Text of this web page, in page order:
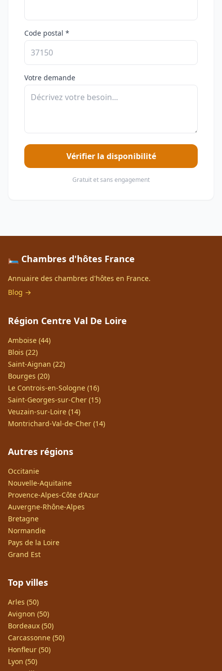
Code postal *
Votre demande
Vérifier la disponibilité
Gratuit et sans engagement
🛏️ Chambres d'hôtes France
Annuaire des chambres d'hôtes en France.
Blog →
Région Centre Val De Loire
Amboise (44)
Blois (22)
Saint-Aignan (22)
Bourges (20)
Le Controis-en-Sologne (16)
Saint-Georges-sur-Cher (15)
Veuzain-sur-Loire (14)
Montrichard-Val-de-Cher (14)
Autres régions
Occitanie
Nouvelle-Aquitaine
Provence-Alpes-Côte d'Azur
Auvergne-Rhône-Alpes
Bretagne
Normandie
Pays de la Loire
Grand Est
Top villes
Arles (50)
Avignon (50)
Bordeaux (50)
Carcassonne (50)
Honfleur (50)
Lyon (50)